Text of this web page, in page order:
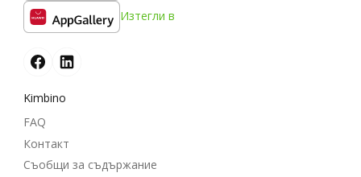
Изтегли в
Kimbino
FAQ
Контакт
Съобщи за съдържание